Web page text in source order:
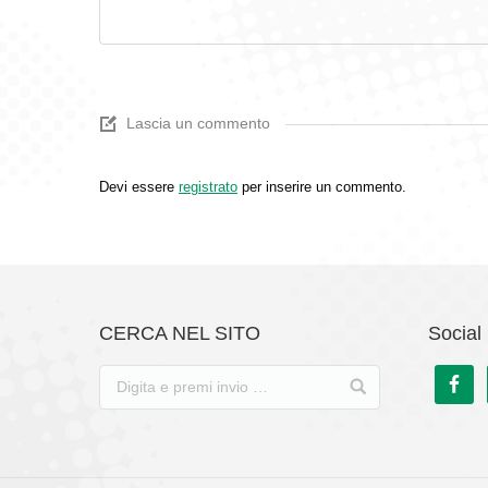
Lascia un commento
Devi essere registrato per inserire un commento.
CERCA NEL SITO Social